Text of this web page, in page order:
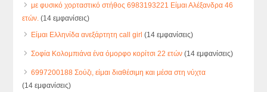
με φυσικό χορταστικό στήθος 6983193221 Είμαι Αλέξανδρα 46
ετών. (14 εμφανίσεις)
Είμαι Ελληνίδα ανεξάρτητη call girl (14 εμφανίσεις)
Σοφία Κολομπιάνα ένα όμορφο κορίτσι 22 ετών (14 εμφανίσεις)
6997200188 Σούζι, είμαι διαθέσιμη και μέσα στη νύχτα
(14 εμφανίσεις)